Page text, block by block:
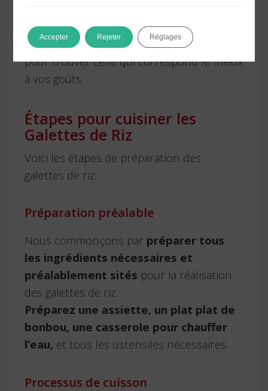
polyvalentes, donc n’hésitez pas à
expérimenter avec différentes variantes
pour trouver celle qui correspond le mieux
à vos goûts.
Étapes pour cuisiner les
Galettes de Riz
Voici les étapes de préparation des
galettes de riz:
Préparation préalable
Nous commonçons par préparer tous
les ingrédients nécessaires et
préalablement sités pour la réalisation
des galettes de riz.
Préparez une assiette, un plat plat de
bonbou, une casserole pour chauffer
l’eau, et tous les ustensiles nécessaires.
Processus de cuisson
Accepter Rejeter Réglages